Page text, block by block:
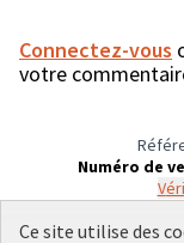
Connectez-vous
votre
Numéro de
Ce site utilise des